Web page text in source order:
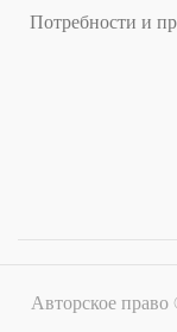
Авторское